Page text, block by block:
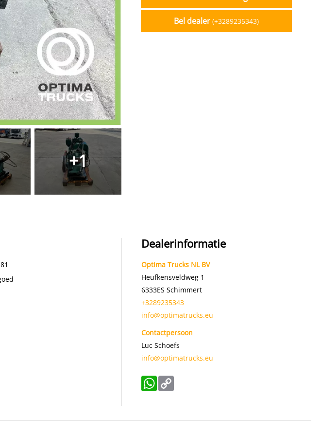
+1
Bel dealer (+3289235343)
Dealerinformatie
Optima Trucks NL BV
Heufkensveldweg 1
6333ES Schimmert
+3289235343
info@optimatrucks.eu
Contactpersoon
Luc Schoefs
info@optimatrucks.eu
WhatsApp